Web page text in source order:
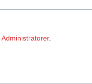
Administratorer.